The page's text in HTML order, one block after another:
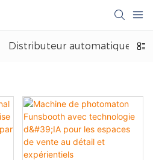
Distributeur automatique